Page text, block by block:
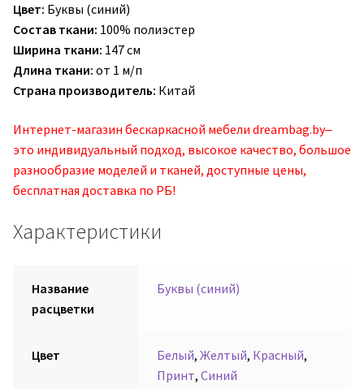
Цвет: Буквы (синий)
Состав ткани: 100% полиэстер
Ширина ткани: 147 см
Длина ткани: от 1 м/п
Страна производитель: Китай
Интернет-магазин бескаркасной мебели dreambag.by‒
это индивидуальный подход, высокое качество, большое
разнообразие моделей и тканей, доступные цены,
бесплатная доставка по РБ!
Характеристики
Название
расцветки
Буквы (синий)
Цвет Белый, Желтый, Красный,
Принт, Синий